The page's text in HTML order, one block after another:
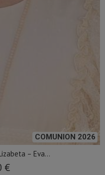
COMUNION 2026
– Eva...
€